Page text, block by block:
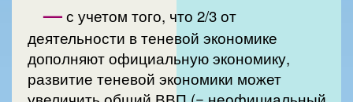
—с учетом того, что 2/3 от
деятельности в теневой экономике
дополняют официальную экономику,
развитие теневой экономики может